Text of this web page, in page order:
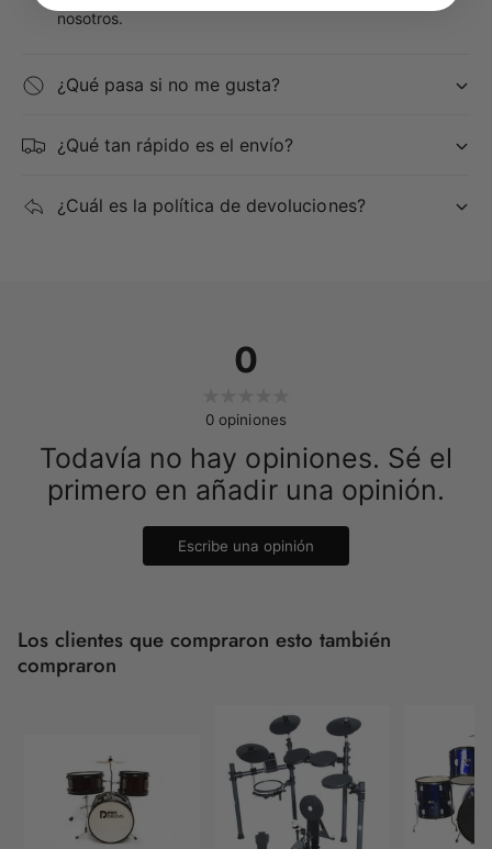
nosotros.
¿Qué pasa si no me gusta?
¿Qué tan rápido es el envío?
¿Cuál es la política de devoluciones?
0
0 opiniones
Todavía no hay opiniones. Sé el
primero en añadir una opinión.
Escribe una opinión
Los clientes que compraron esto también
compraron